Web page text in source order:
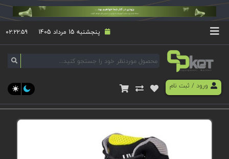
پنجشنبه 15 مرداد 1405 ۰۲:۲۲:۵۹
ورود/ ثبت نام